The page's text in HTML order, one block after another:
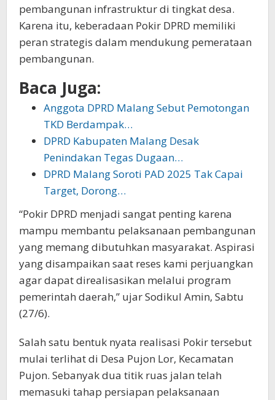
pembangunan infrastruktur di tingkat desa.
Karena itu, keberadaan Pokir DPRD memiliki
peran strategis dalam mendukung pemerataan
pembangunan.
Baca Juga:
Anggota DPRD Malang Sebut Pemotongan
TKD Berdampak…
DPRD Kabupaten Malang Desak
Penindakan Tegas Dugaan…
DPRD Malang Soroti PAD 2025 Tak Capai
Target, Dorong…
“Pokir DPRD menjadi sangat penting karena
mampu membantu pelaksanaan pembangunan
yang memang dibutuhkan masyarakat. Aspirasi
yang disampaikan saat reses kami perjuangkan
agar dapat direalisasikan melalui program
pemerintah daerah,” ujar Sodikul Amin, Sabtu
(27/6).
Salah satu bentuk nyata realisasi Pokir tersebut
mulai terlihat di Desa Pujon Lor, Kecamatan
Pujon. Sebanyak dua titik ruas jalan telah
memasuki tahap persiapan pelaksanaan